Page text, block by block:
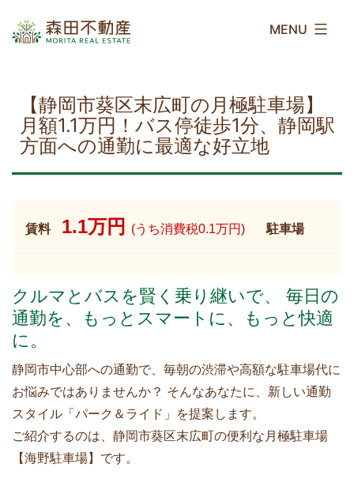
田
【静岡市葵区末広町の月極駐車場】
月額1.1万円！バス停徒歩1分、静岡駅
方面への通勤に最適な好立地
賃料 1.1万円 (うち消費税0.1万円) 駐車場
クルマとバスを賢く乗り継いで、 毎日の
通勤を、もっとスマートに、もっと快適
に。
静岡市中心部への通勤で、毎朝の渋滞や高額な駐車場代に
お悩みではありませんか？ そんなあなたに、新しい通勤
スタイル「パーク＆ライド」を提案します。
ご紹介するのは、静岡市葵区末広町の便利な月極駐車場
【海野駐車場】です。